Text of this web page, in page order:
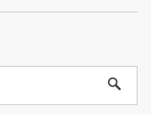
proč by